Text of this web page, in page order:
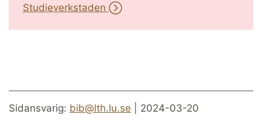
Studieverkstaden
Sidansvarig: bib@lth.lu.se | 2024-03-20